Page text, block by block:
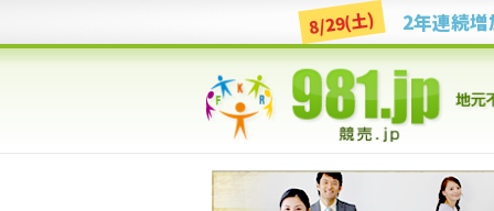
8/29(土)